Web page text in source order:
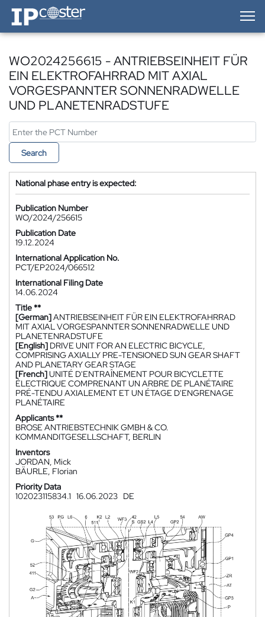
IP-Coster — Home
WO2024256615 - ANTRIEBSEINHEIT FÜR
EIN ELEKTROFAHRRAD MIT AXIAL
VORGESPANNTER SONNENRADWELLE
UND PLANETENRADSTUFE
Search
National phase entry is expected:
Publication Number
WO/2024/256615
Publication Date
19.12.2024
International Application No.
PCT/EP2024/066512
International Filing Date
14.06.2024
Title **
[German]ANTRIEBSEINHEIT FÜR EIN ELEKTROFAHRRAD
MIT AXIAL VORGESPANNTER SONNENRADWELLE UND
PLANETENRADSTUFE
[English] DRIVE UNIT FOR AN ELECTRIC BICYCLE,
COMPRISING AXIALLY PRE-TENSIONED SUN GEAR SHAFT
AND PLANETARY GEAR STAGE
[French]UNITÉ D'ENTRAÎNEMENT POUR BICYCLETTE
ÉLECTRIQUE COMPRENANT UN ARBRE DE PLANÉTAIRE
PRÉ-TENDU AXIALEMENT ET UN ÉTAGE D'ENGRENAGE
PLANÉTAIRE
Applicants **
BROSE ANTRIEBSTECHNIK GMBH & CO.
KOMMANDITGESELLSCHAFT, BERLIN
Inventors
JORDAN, Mick
BÄURLE, Florian
Priority Data
102023115834.1 16.06.2023 DE